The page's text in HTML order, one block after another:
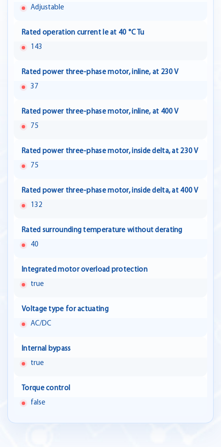
Adjustable
Rated operation current Ie at 40 °C Tu
143
Rated power three-phase motor, inline, at 230 V
37
Rated power three-phase motor, inline, at 400 V
75
Rated power three-phase motor, inside delta, at 230 V
75
Rated power three-phase motor, inside delta, at 400 V
132
Rated surrounding temperature without derating
40
Integrated motor overload protection
true
Voltage type for actuating
AC/DC
Internal bypass
true
Torque control
false